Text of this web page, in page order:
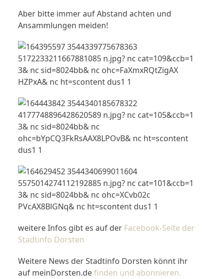
Aber bitte immer auf Abstand achten und
Ansammlungen meiden!
weitere Infos gibt es auf der Facebook-Seite der
Stadtinfo Dorsten
Weitere News der Stadtinfo Dorsten könnt ihr
auf meinDorsten.definden und abonnieren.